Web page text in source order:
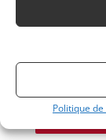
Politique
1982